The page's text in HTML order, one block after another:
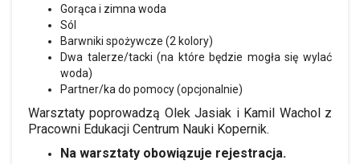
Gorąca i zimna woda
Sól
Barwniki spożywcze (2 kolory)
Dwa talerze/tacki (na które będzie mogła się wylać
woda)
Partner/ka do pomocy (opcjonalnie)
Warsztaty poprowadzą Olek Jasiak i Kamil Wachol z
Pracowni Edukacji Centrum Nauki Kopernik.
Na warsztaty obowiązuje rejestracja.